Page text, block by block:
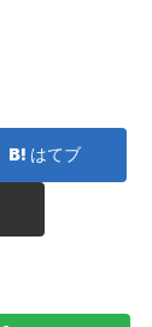
はてブ